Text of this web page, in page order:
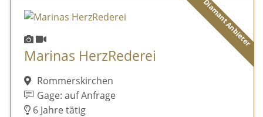
Diamant Anbieter
Marinas HerzRederei
Rommerskirchen
Gage: auf Anfrage
6 Jahre tätig